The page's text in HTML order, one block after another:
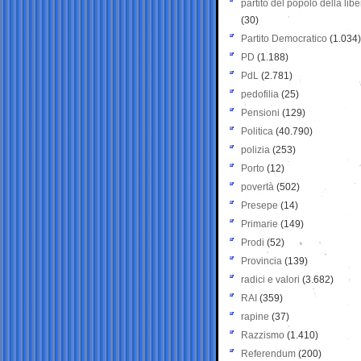
partito del popolo della
(30)
Partito Democratico (1.034)
PD (1.188)
PdL (2.781)
pedofilia (25)
Pensioni (129)
Politica (40.790)
polizia (253)
Porto (12)
povertà (502)
Presepe (14)
Primarie (149)
Prodi (52)
Provincia (139)
radici e valori (3.682)
RAI (359)
rapine (37)
Razzismo (1.410)
Referendum (200)